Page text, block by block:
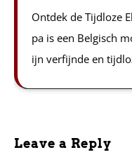
Ontdek de Tijdloze
pa is een Belgisch
ijn verfijnde en
Leave a Reply